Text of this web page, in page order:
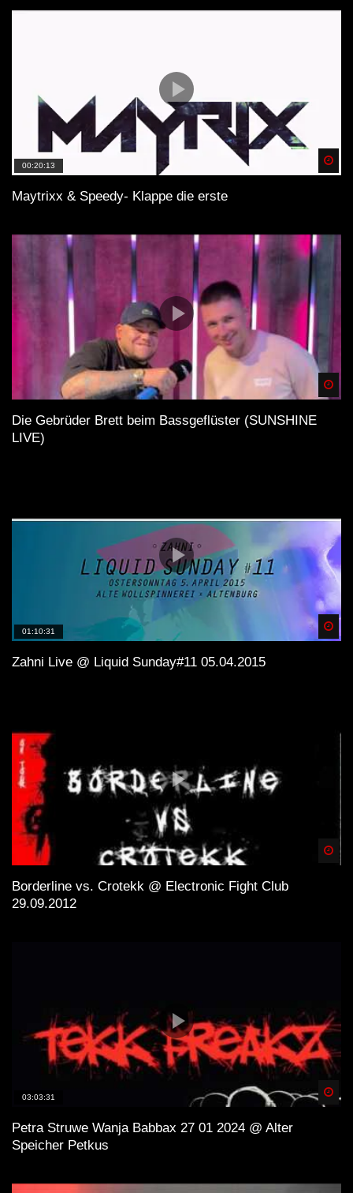
00:20:13
Maytrixx & Speedy- Klappe die erste
Die Gebrüder Brett beim Bassgeflüster (SUNSHINE
LIVE)
01:10:31
Zahni Live @ Liquid Sunday#11 05.04.2015
Borderline vs. Crotekk @ Electronic Fight Club
29.09.2012
03:03:31
Petra Struwe Wanja Babbax 27 01 2024 @ Alter
Speicher Petkus